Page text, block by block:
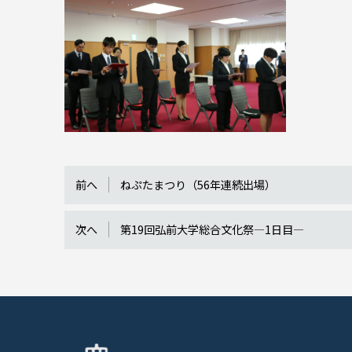
前へ ねぷたまつり（56年連続出場）
次へ 第19回弘前大学総合文化祭―1日目―